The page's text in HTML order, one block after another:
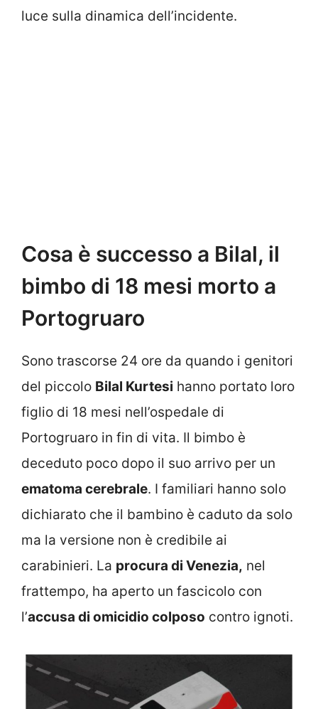
luce sulla dinamica dell’incidente.
Cosa è successo a Bilal, il
bimbo di 18 mesi morto a
Portogruaro
Sono trascorse 24 ore da quando i genitori
del piccolo Bilal Kurtesi hanno portato loro
figlio di 18 mesi nell’ospedale di
Portogruaro in fin di vita. Il bimbo è
deceduto poco dopo il suo arrivo per un
ematoma cerebrale. I familiari hanno solo
dichiarato che il bambino è caduto da solo
ma la versione non è credibile ai
carabinieri. La procura di Venezia, nel
frattempo, ha aperto un fascicolo con
l’accusa di omicidio colposo contro ignoti.